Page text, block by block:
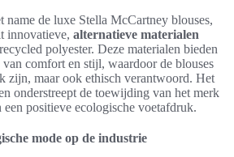
name de luxe Stella McCartney blouses,
innovatieve, alternatieve materialen
polyester. Deze materialen bieden
comfort en stijl, waardoor de blouses
zijn, maar ook ethisch verantwoord. Het
onderstreept de toewijding van het merk
een positieve ecologische voetafdruk.
mode op de industrie